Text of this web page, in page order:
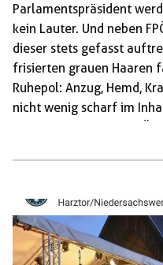
Parlamentspräsident
kein Lauter. Und neben
dieser stets gefasst
frisierten grauen Haaren
Ruhepol: Anzug, Hemd,
nicht wenig scharf im
über das Präsidium
Rosenkranz. Bisher war es
stärkste Partei im